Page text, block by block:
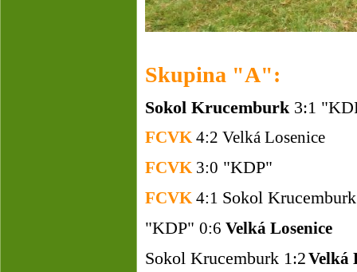
Skupina "A":
Sokol Krucemburk3:1
FCVK 4:2 Velká Losenice
FCVK3:0 "KDP"
FCVK4:1 Sokol Krucemburk
"KDP" 0:6 Velká Losenice
Sokol Krucemburk 1:2Velká